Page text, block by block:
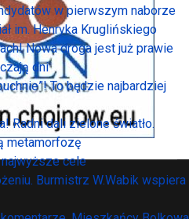
w pierwszym naborze
im. Henryka Kruglińskiego
Nowa droga jest już prawie
dni
To będzie najbardziej
Radni dali zielone światło.
metamorfozę
cele
Burmistrz W.Wabik wspiera